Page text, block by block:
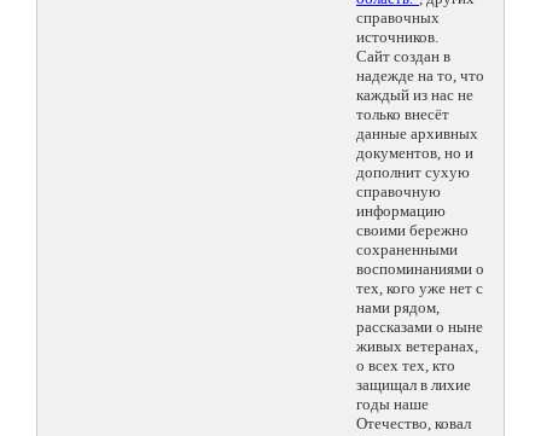
справочных
источников.
Сайт создан в
надежде на то, что
каждый из нас не
только внесёт
данные архивных
документов, но и
дополнит сухую
справочную
информацию
своими бережно
сохраненными
воспоминаниями о
тех, кого уже нет с
нами рядом,
рассказами о ныне
живых ветеранах,
о всех тех, кто
защищал в лихие
годы наше
Отечество, ковал